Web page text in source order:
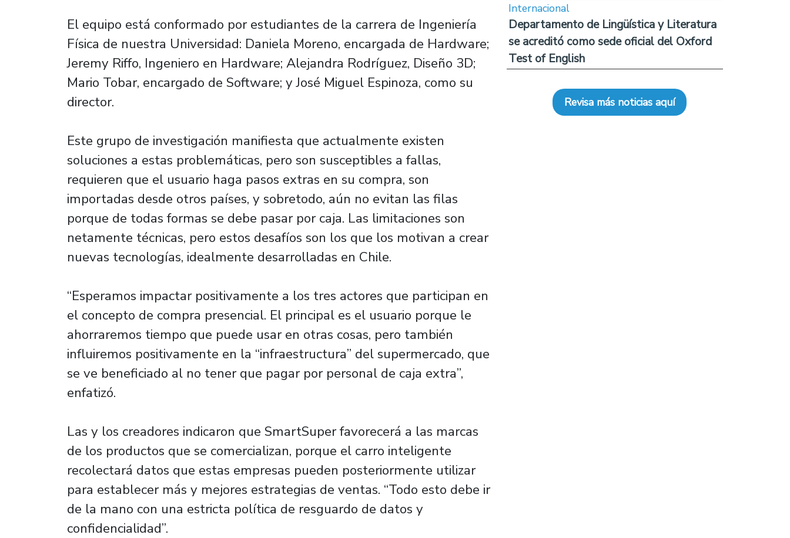
El equipo está conformado por estudiantes de la carrera de Ingeniería
Física de nuestra Universidad: Daniela Moreno, encargada de Hardware;
Jeremy Riffo, Ingeniero en Hardware; Alejandra Rodríguez, Diseño 3D;
Mario Tobar, encargado de Software; y José Miguel Espinoza, como su
director.
Este grupo de investigación manifiesta que actualmente existen
soluciones a estas problemáticas, pero son susceptibles a fallas,
requieren que el usuario haga pasos extras en su compra, son
importadas desde otros países, y sobretodo, aún no evitan las filas
porque de todas formas se debe pasar por caja. Las limitaciones son
netamente técnicas, pero estos desafíos son los que los motivan a crear
nuevas tecnologías, idealmente desarrolladas en Chile.
“Esperamos impactar positivamente a los tres actores que participan en
el concepto de compra presencial. El principal es el usuario porque le
ahorraremos tiempo que puede usar en otras cosas, pero también
influiremos positivamente en la “infraestructura” del supermercado, que
se ve beneficiado al no tener que pagar por personal de caja extra”,
enfatizó.
Las y los creadores indicaron que SmartSuper favorecerá a las marcas
de los productos que se comercializan, porque el carro inteligente
recolectará datos que estas empresas pueden posteriormente utilizar
para establecer más y mejores estrategias de ventas. “Todo esto debe ir
de la mano con una estricta política de resguardo de datos y
confidencialidad”.
Internacional
Departamento de Lingüística y Literatura
se acreditó como sede oficial del Oxford
Test of English
Revisa más noticias aquí